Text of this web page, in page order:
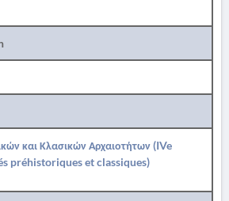
και Κλασικών Αρχαιοτήτων (IVe
préhistoriques et classiques)